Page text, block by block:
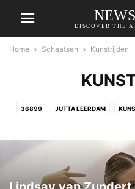
DISCOVER THE
Home Schaatsen Kunstrijden
36899 JUTTA LEERDAM